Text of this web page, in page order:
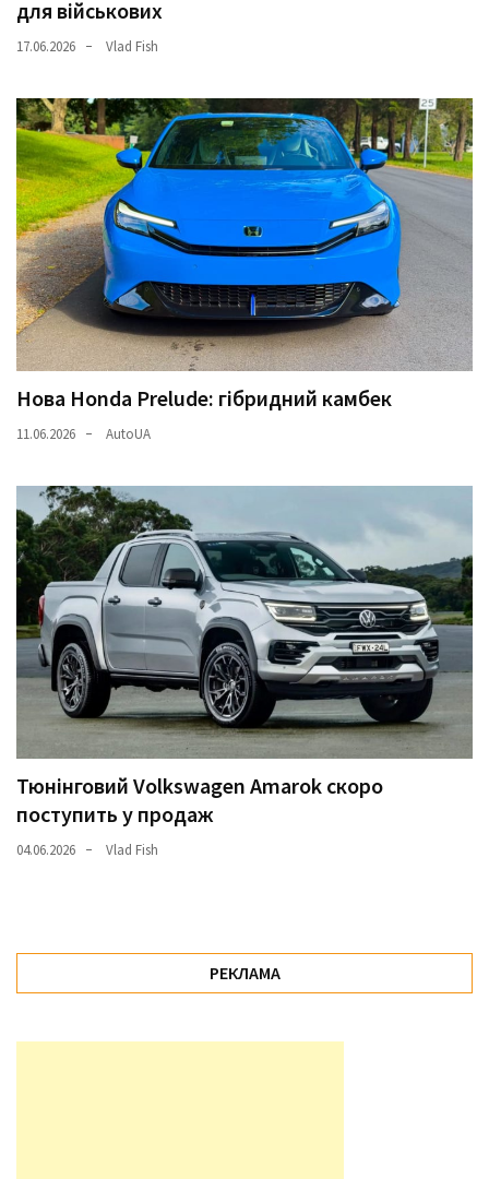
для військових
17.06.2026 Vlad Fish
Нова Honda Prelude: гібридний камбек
11.06.2026 AutoUA
Тюнінговий Volkswagen Amarok скоро
поступить у продаж
04.06.2026 Vlad Fish
РЕКЛАМА